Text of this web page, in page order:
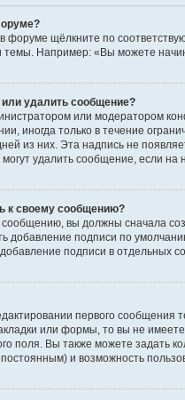
форуме щёлкните по
Например: «Вы можете
или удалить сообщение?
или модератором
иногда только в течение
из них. Эта надпись не
удалить сообщение, если на
к своему сообщению?
вы должны сначала
добавление подписи по
подписи в отдельных
первого сообщения
или формы, то вы не
поля. Вы также можете задать
и возможность